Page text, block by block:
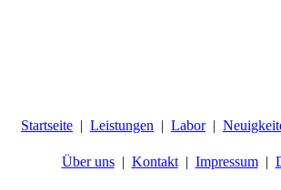
Startseite Leistungen Labor
Über uns Kontakt Impressum